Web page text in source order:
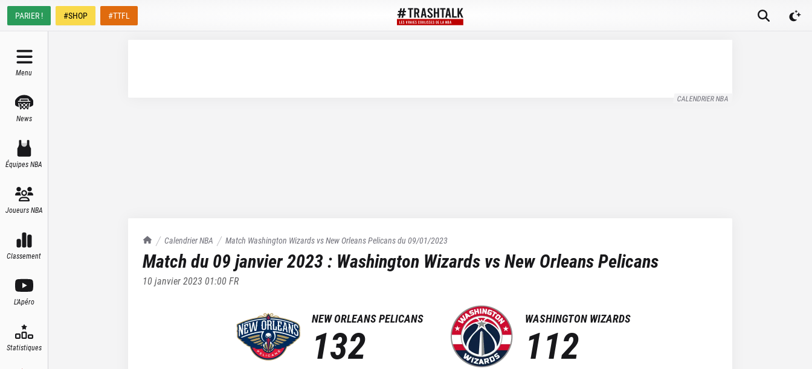
PARIER ! #SHOP #TTFL
Menu
News
Équipes NBA
Joueurs NBA
Classement
L'Apéro
Statistiques
CALENDRIER NBA
TrashTalk Actu NBA
Calendrier NBA Match Washington Wizards vsNew Orleans Pelicansdu09/01/2023
Match du 09 janvier 2023: Washington Wizards vsNew Orleans Pelicans
10 janvier 2023 01:00FR
NEW ORLEANS PELICANS
132
WASHINGTON WIZARDS
112